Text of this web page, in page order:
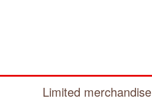
Limited merchandise